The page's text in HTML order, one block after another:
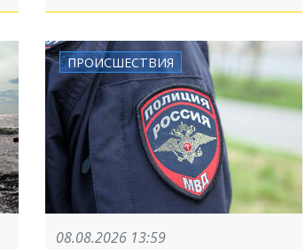
ПРОИСШЕСТВИЯ
08.08.2026 13:59